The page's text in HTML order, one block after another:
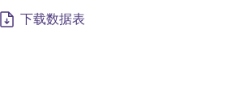
下载数据表